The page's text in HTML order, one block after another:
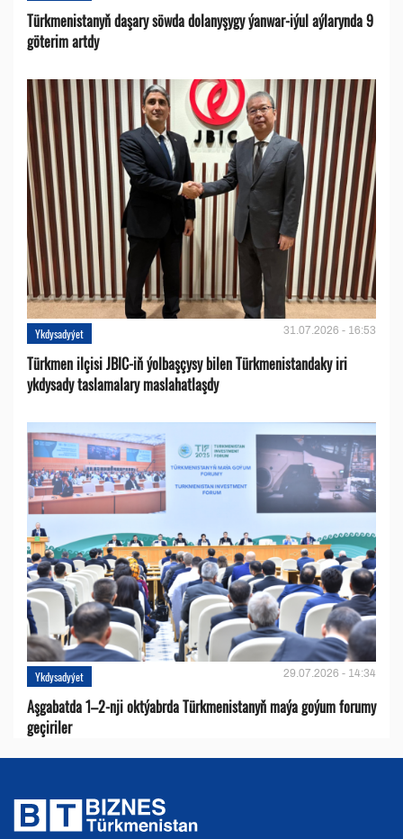
Türkmenistanyň daşary söwda dolanyşygy ýanwar-iýul aýlarynda 9
göterim artdy
Ykdysadyýet 31.07.2026 - 16:53
Türkmen ilçisi JBIC-iň ýolbaşçysy bilen Türkmenistandaky iri
ykdysady taslamalary maslahatlaşdy
Ykdysadyýet 29.07.2026 - 14:34
Aşgabatda 1–2-nji oktýabrda Türkmenistanyň maýa goýum forumy
geçiriler